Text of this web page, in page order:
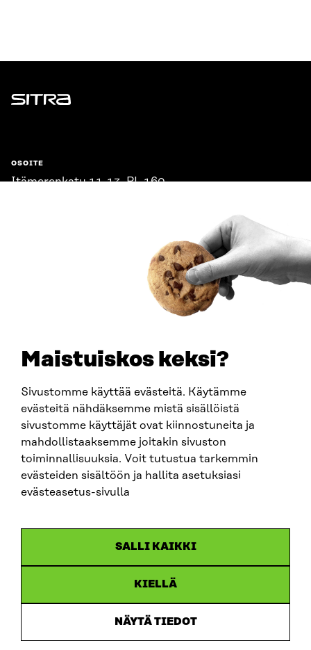
Maistuiskos keksi?
Sivustomme käyttää evästeitä. Käytämme
evästeitä nähdäksemme mistä sisällöistä
sivustomme käyttäjät ovat kiinnostuneita ja
mahdollistaaksemme joitakin sivuston
toiminnallisuuksia. Voit tutustua tarkemmin
evästeiden sisältöön ja hallita asetuksiasi
evästeasetus-sivulla
SALLI KAIKKI
KIELLÄ
NÄYTÄ TIEDOT
Sitra
OSOITE
Itämerenkatu 11-13, PL 160,
SITRA SOSIAALISESSA MEDIASSA
LinkedIn
Instagram
YouTube
Saavutettavuusseloste
Asiakirjajulkisuus